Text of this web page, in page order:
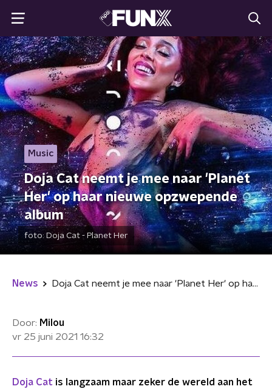
Music
Doja Cat neemt je mee naar 'Planet
Her' op haar nieuwe opzwepende
album
foto: Doja Cat - Planet Her
News Doja Cat neemt je mee naar 'Planet Her' op haar nieuwe opzwepende album
Door: Milou
vr 25 juni 2021 16:32
Doja Cat is langzaam maar zeker de wereld aan het